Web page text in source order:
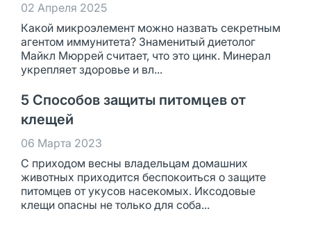
02 Апреля 2025
Какой микроэлемент можно назвать секретным
агентом иммунитета? Знаменитый диетолог
Майкл Мюррей считает, что это цинк. Минерал
укрепляет здоровье и вл...
5 Способов защиты питомцев от
клещей
06 Марта 2023
С приходом весны владельцам домашних
животных приходится беспокоиться о защите
питомцев от укусов насекомых. Иксодовые
клещи опасны не только для соба...